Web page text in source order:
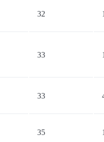
32
33
33
35